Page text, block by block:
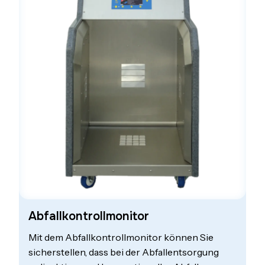
Abfallkontrollmonitor
Mit dem Abfallkontrollmonitor können Sie
sicherstellen, dass bei der Abfallentsorgung